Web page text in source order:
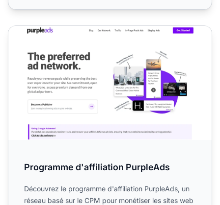
Programme d'affiliation PurpleAds
Programme d'affiliation PurpleAds
Découvrez le programme d'affiliation PurpleAds, un
réseau basé sur le CPM pour monétiser les sites web